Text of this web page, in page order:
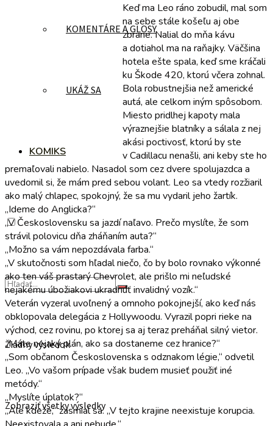
KOMENTÁRE A GLOSY
UKÁŽ SA
KOMIKS
Žiadny výsledok
Zobraziť všetky výsledky
Keď ma Leo ráno zobudil, mal som
na sebe stále košeľu aj obe
zbrane. Nalial do mňa kávu
a dotiahol ma na raňajky. Väčšina
hotela ešte spala, keď sme kráčali
ku Škode 420, ktorú včera zohnal.
Bola robustnejšia než americké
autá, ale celkom iným spôsobom.
Miesto pridlhej kapoty mala
výraznejšie blatníky a sálala z nej
akási poctivosť, ktorú by ste
v Cadillacu nenašli, ani keby ste ho
premaľovali nabielo. Nasadol som cez dvere spolujazdca a
uvedomil si, že mám pred sebou volant. Leo sa vtedy rozžiaril
ako malý chlapec, spokojný, že sa mu vydaril jeho žartík.
„Ideme do Anglicka?“
„V Československu sa jazdí naľavo. Prečo myslíte, že som
strávil polovicu dňa zháňaním auta?“
„Možno sa vám nepozdávala farba.“
„V skutočnosti som hľadal niečo, čo by bolo rovnako výkonné
ako ten váš prastarý Chevrolet, ale prišlo mi neľudské
nejakému úbožiakovi ukradnúť invalidný vozík.“
Veterán vyzeral uvoľnený a omnoho pokojnejší, ako keď nás
obklopovala delegácia z Hollywoodu. Vyrazil popri rieke na
východ, cez rovinu, po ktorej sa aj teraz preháňal silný vietor.
„Máte nejaký plán, ako sa dostaneme cez hranice?“
„Som občanom Československa s odznakom légie,“ odvetil
Leo. „Vo vašom prípade však budem musieť použiť iné
metódy.“
„Myslíte úplatok?“
„Ale kdeže,“ zasmial sa. „V tejto krajine neexistuje korupcia.